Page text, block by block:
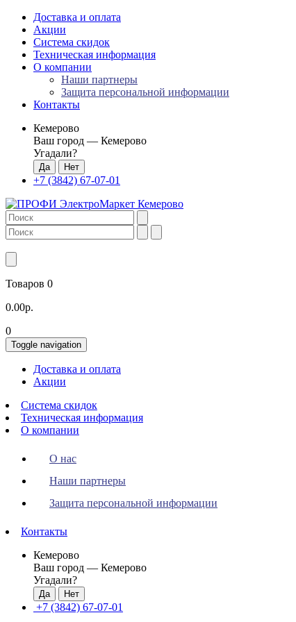
Доставка и оплата
Акции
Система скидок
Техническая информация
О компании
Наши партнеры
Защита персональной информации
Контакты
Кемерово
Ваш город — Кемерово
Угадали?
+7 (3842) 67-07-01
Товаров 0
0.00р.
0
Toggle navigation
Доставка и оплата
Акции
Система скидок
Техническая информация
О компании
О нас
Наши партнеры
Защита персональной информации
Контакты
Кемерово
Ваш город — Кемерово
Угадали?
+7 (3842) 67-07-01